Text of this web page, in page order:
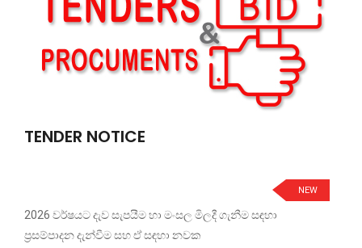
TENDER NOTICE
NEW
2026 වර්ෂයට දැව සැපයීම හා මංසල මිලදී ගැනීම සඳහා
ප්‍රසම්පාදන දැන්වීම සහ ඒ සඳහා නවක